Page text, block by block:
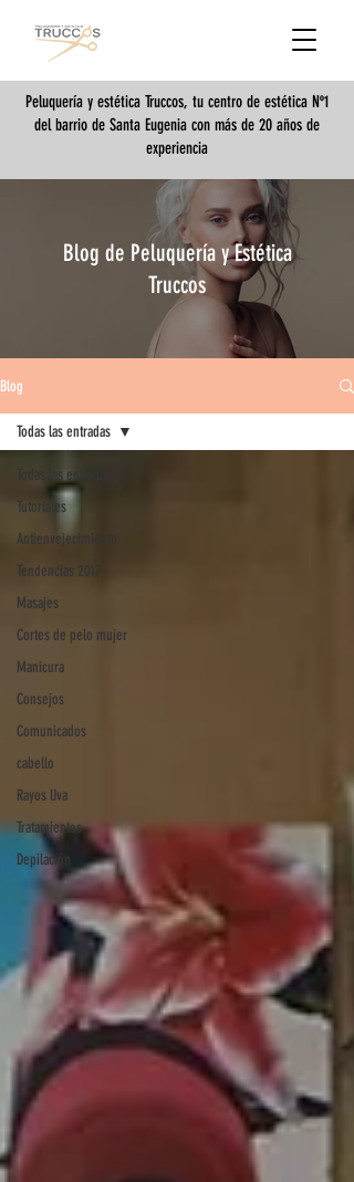
Peluquería y estética Truccos, tu centro de estética Nº1
del barrio de Santa Eugenia con más de 20 años de
experiencia
Blog de Peluquería y Estética
Truccos
Blog
Todas las entradas
Tutoriales
Antienvejecimiento
Tendencias 2017
Masajes
Cortes de pelo mujer
Manicura
Consejos
Comunicados
cabello
Rayos Uva
Tratamientos
Depilación
Todas las entradas